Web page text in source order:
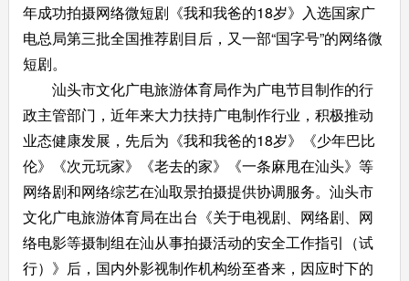
年成功拍摄网络微短剧《我和我爸的18岁》入选国家广
电总局第三批全国推荐剧目后，又一部“国字号”的网络微
短剧。
汕头市文化广电旅游体育局作为广电节目制作的行
政主管部门，近年来大力扶持广电制作行业，积极推动
业态健康发展，先后为《我和我爸的18岁》《少年巴比
伦》《次元玩家》《老去的家》《一条麻甩在汕头》等
网络剧和网络综艺在汕取景拍摄提供协调服务。汕头市
文化广电旅游体育局在出台《关于电视剧、网络剧、网
络电影等摄制组在汕从事拍摄活动的安全工作指引（试
行）》后，国内外影视制作机构纷至沓来，因应时下的